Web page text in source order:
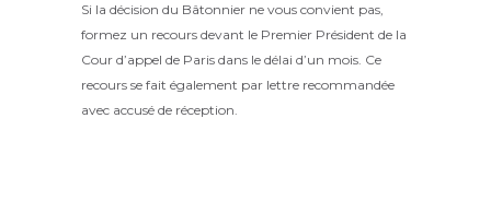
Si la décision du Bâtonnier ne vous convient pas,
formez un recours devant le Premier Président de la
Cour d’appel de Paris dans le délai d’un mois. Ce
recours se fait également par lettre recommandée
avec accusé de réception.